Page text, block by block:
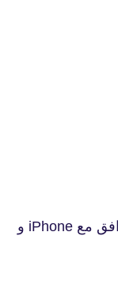
التوافق: يتطلب iOS 9.0 أو أحدث. متوافق مع iPhone و